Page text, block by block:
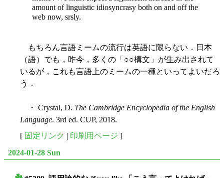
amount of linguistic idiosyncrasy both on and off the
web now, srsly.
もちろん言語ミームの流行は英語に限らない．日本
（語）でも，昨今，多くの「○○構文」が生み出されて
いるが，これも言語上のミームの一種といってよいだろ
う．
・ Crystal, D. The Cambridge Encyclopedia of the English
Language. 3rd ed. CUP, 2018.
[ 固定リンク | 印刷用ページ ]
2024-01-28 Sun